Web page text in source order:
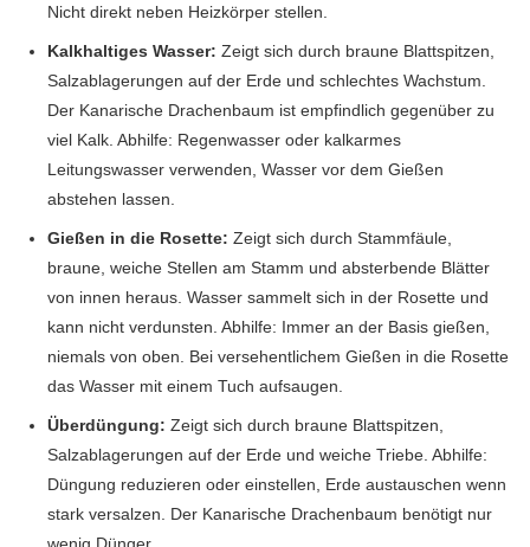
Nicht direkt neben Heizkörper stellen.
Kalkhaltiges Wasser: Zeigt sich durch braune Blattspitzen,
Salzablagerungen auf der Erde und schlechtes Wachstum.
Der Kanarische Drachenbaum ist empfindlich gegenüber zu
viel Kalk. Abhilfe: Regenwasser oder kalkarmes
Leitungswasser verwenden, Wasser vor dem Gießen
abstehen lassen.
Gießen in die Rosette: Zeigt sich durch Stammfäule,
braune, weiche Stellen am Stamm und absterbende Blätter
von innen heraus. Wasser sammelt sich in der Rosette und
kann nicht verdunsten. Abhilfe: Immer an der Basis gießen,
niemals von oben. Bei versehentlichem Gießen in die Rosette
das Wasser mit einem Tuch aufsaugen.
Überdüngung: Zeigt sich durch braune Blattspitzen,
Salzablagerungen auf der Erde und weiche Triebe. Abhilfe:
Düngung reduzieren oder einstellen, Erde austauschen wenn
stark versalzen. Der Kanarische Drachenbaum benötigt nur
wenig Dünger.